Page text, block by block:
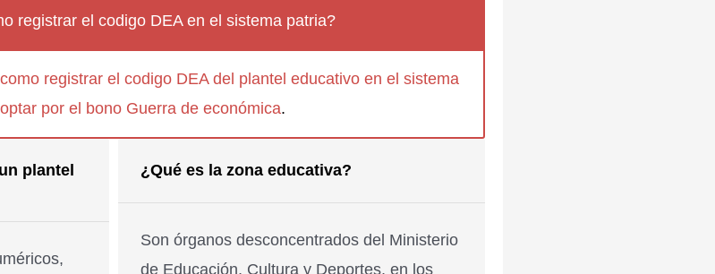
registrar el codigo DEA en el sistema patria?
registrar el codigo DEA del plantel educativo en el sistema
por el bono Guerra de económica.
plantel
¿Qué es la zona educativa?
Son órganos desconcentrados del Ministerio
de Educación, Cultura y Deportes, en los